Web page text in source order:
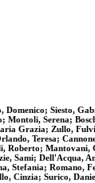
Siesto,
Serena;
Grazia; Zullo,
Teresa;
Roberto; Mantovani,
Sami; Dell'Acqua,
Romano,
Cinzia; Surico,